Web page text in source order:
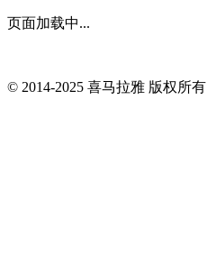
页面加载中...
© 2014-2025 喜马拉雅 版权所有